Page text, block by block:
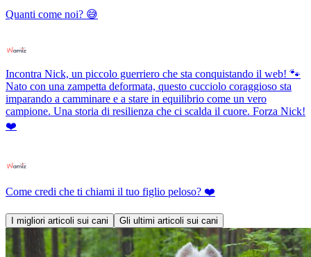
Quanti come noi? 😅
Incontra Nick, un piccolo guerriero che sta conquistando il web! 🐾
Nato con una zampetta deformata, questo cucciolo coraggioso sta
imparando a camminare e a stare in equilibrio come un vero
campione. Una storia di resilienza che ci scalda il cuore. Forza Nick!
❤️
Come credi che ti chiami il tuo figlio peloso? ❤️
I migliori articoli sui cani Gli ultimi articoli sui cani